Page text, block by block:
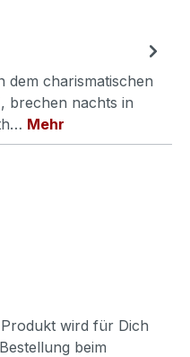
dem charismatischen
brechen nachts in
Mehr
wird für Dich
beim